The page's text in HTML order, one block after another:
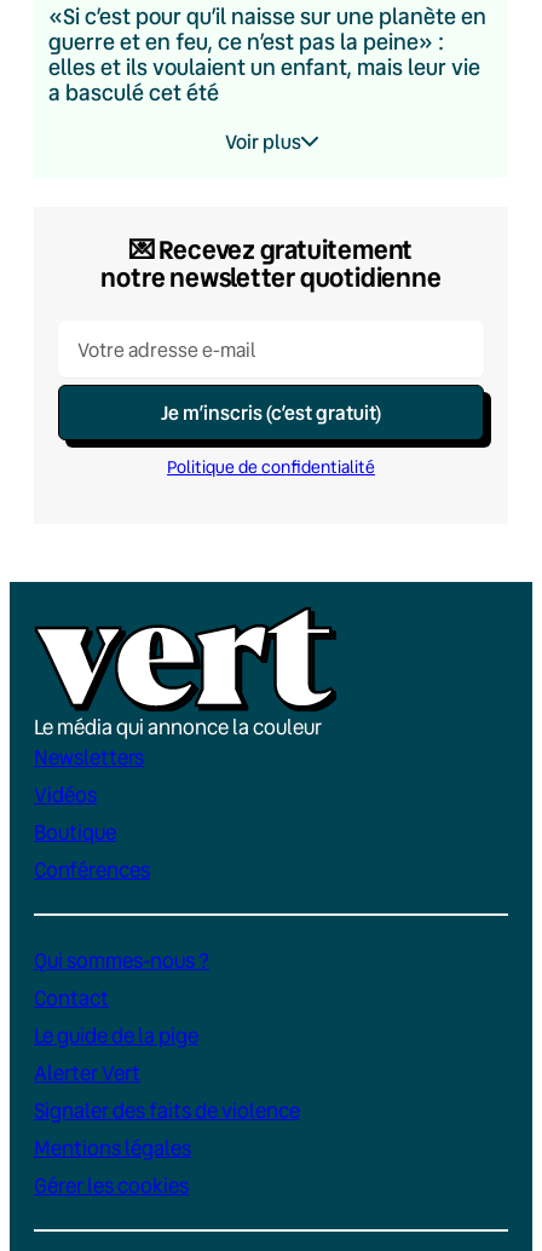
«Si c’est pour qu’il naisse sur une planète en
guerre et en feu, ce n’est pas la peine» :
elles et ils voulaient un enfant, mais leur vie
a basculé cet été
Voir plus
💌​ Recevez gratuitement
notre newsletter quotidienne
Je m’inscris (c’est gratuit)
Politique de confidentialité
Le média qui annonce la couleur
Newsletters
Vidéos
Boutique
Conférences
Qui sommes-nous ?
Contact
Le guide de la pige
Alerter Vert
Signaler des faits de violence
Mentions légales
Gérer les cookies